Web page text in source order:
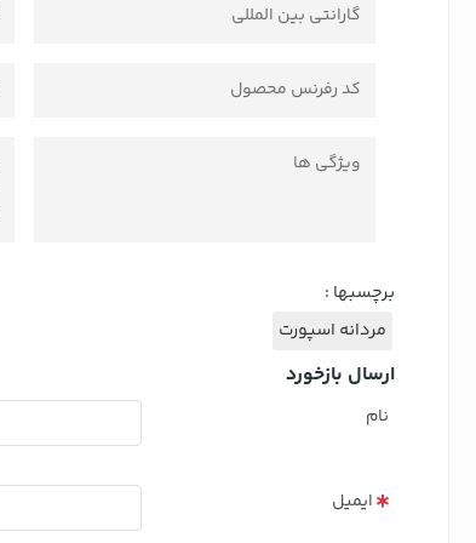
گارانتی بین المللی
کد رفرنس محصول
ویژگی ها
برچسبها :
مردانه اسپورت
ارسال بازخورد
نام
ایمیل